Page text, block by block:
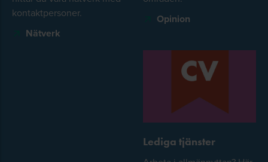
kontaktpersoner.
Nätverk
Opinion
Lediga tjänster